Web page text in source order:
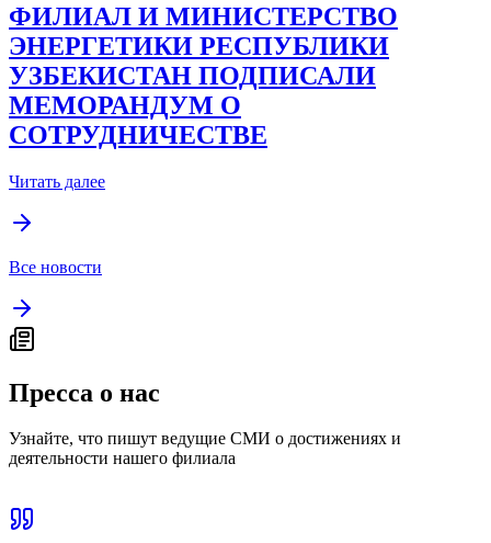
ФИЛИАЛ И МИНИСТЕРСТВО
ЭНЕРГЕТИКИ РЕСПУБЛИКИ
УЗБЕКИСТАН ПОДПИСАЛИ
МЕМОРАНДУМ О
СОТРУДНИЧЕСТВЕ
Читать далее
Все новости
Пресса о нас
Узнайте, что пишут ведущие СМИ о достижениях и
деятельности нашего филиала